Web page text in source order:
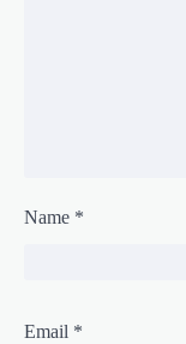
Name *
Email *